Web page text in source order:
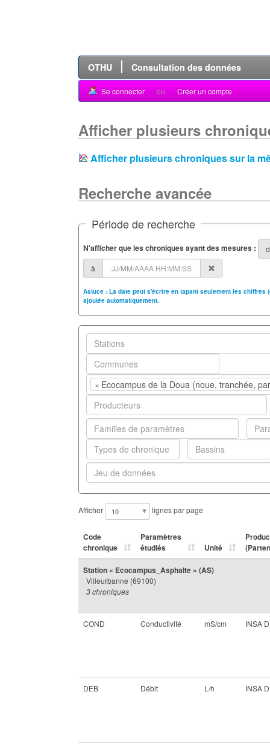
OTHU Consultation des données
Se connecter ou Créer un compte
Afficher plusieurs
Afficher plusieurs chroniques sur la
Recherche avancée
Période de recherche
N'afficher que les chroniques ayant des mesures :
à
Astuce : La date peut s'écrire en tapant seulement les
ajoutée automatiquement.
× Ecocampus de la Doua (noue, tranchée,
Afficher lignes par page
Code
chronique
Paramètres
étudiés
Unité
Station « Ecocampus_Asphalte » (AS)
Villeurbanne (69100)
3 chroniques
COND Conductivité mS/cm INSA
DEB Débit L/h INSA